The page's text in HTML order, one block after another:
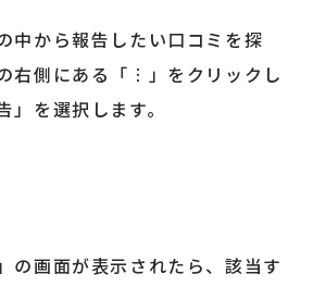
中から報告したい口コミを探
右側にある「︙」をクリックし
を選択します。
の画面が表示されたら、該当す